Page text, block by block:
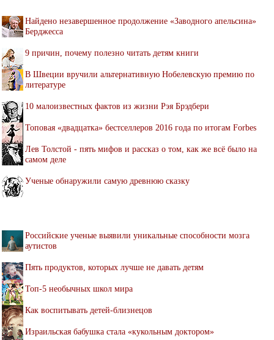
Найдено незавершенное продолжение «Заводного апельсина»
Берджесса
9 причин, почему полезно читать детям книги
В Швеции вручили альтернативную Нобелевскую премию по
литературе
10 малоизвестных фактов из жизни Рэя Брэдбери
Топовая «двадцатка» бестселлеров 2016 года по итогам Forbes
Лев Толстой - пять мифов и рассказ о том, как же всё было на
самом деле
Ученые обнаружили самую древнюю сказку
Российские ученые выявили уникальные способности мозга
аутистов
Пять продуктов, которых лучше не давать детям
Топ-5 необычных школ мира
Как воспитывать детей-близнецов
Израильская бабушка стала «кукольным доктором»